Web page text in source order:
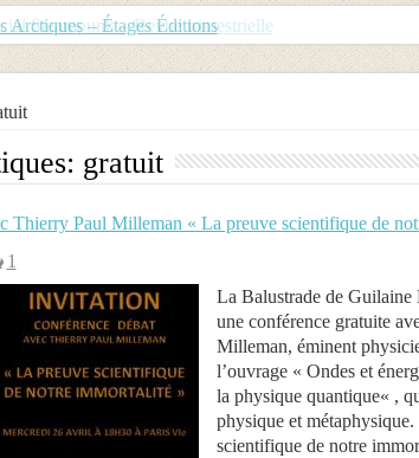
Arctiques – Étages Éditions
gratuit
Thierry Paul Milleman « La preuve scientifique de
1
La Balustrade de Guilaine
une conférence gratuite
Milleman, éminent
l’ouvrage « Ondes et
la physique quantique« ,
physique et
scientifique de notre